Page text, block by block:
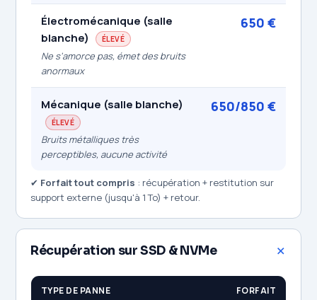
Électromécanique (salle
blanche)
ÉLEVÉ
Ne s'amorce pas, émet des bruits
anormaux
650 €
Mécanique (salle blanche)
ÉLEVÉ
Bruits métalliques très
perceptibles, aucune activité
650/850 €
✔ Forfait tout compris : récupération + restitution sur
support externe (jusqu'à 1 To) + retour.
Récupération sur SSD & NVMe
TYPE DE PANNE FORFAIT